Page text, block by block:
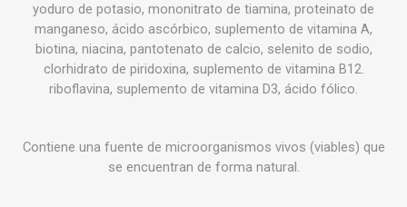
yoduro de potasio, mononitrato de tiamina, proteinato de
manganeso, ácido ascórbico, suplemento de vitamina A,
biotina, niacina, pantotenato de calcio, selenito de sodio,
clorhidrato de piridoxina, suplemento de vitamina B12.
riboflavina, suplemento de vitamina D3, ácido fólico.
Contiene una fuente de microorganismos vivos (viables) que
se encuentran de forma natural.